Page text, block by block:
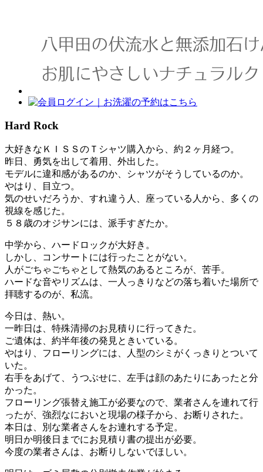
Hard Rock
大好きなＫＩＳＳのＴシャツ購入から、約２ヶ月経つ。
昨日、勇気を出して着用、外出した。
モデルに違和感があるのか、シャツがそうしているのか。
やはり、目立つ。
気のせいだろうか、すれ違う人、座っている人から、多くの
視線を感じた。
５８歳のオジサンには、派手すぎたか。
中学から、ハードロックが大好き。
しかし、コンサートには行ったことがない。
人がごちゃごちゃとして熱気のあるところが、苦手。
ハードな音やリズムは、一人っきりなどの落ち着いた場所で
拝聴するのが、私流。
今日は、熱い。
一昨日は、特殊清掃のお見積りに行ってきた。
ご遺体は、約半年後の発見ときいている。
やはり、フローリングには、人型のシミがくっきりとついて
いた。
右手をあげて、うつぶせに、左手は顔のあたりにあったと分
かった。
フローリング張替え施工が必要なので、業者さんを連れて行
ったが、強烈なにおいと現場の様子から、お断りされた。
本日は、別な業者さんをお連れする予定。
明日か明後日までにお見積り書の提出が必要。
今度の業者さんは、お断りしないでほしい。